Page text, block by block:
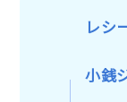
レシ
小銭